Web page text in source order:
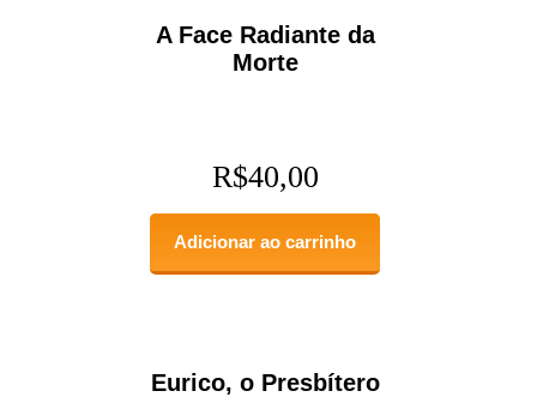
A Face Radiante da
Morte
R$40,00
Adicionar ao carrinho
Eurico, o Presbítero